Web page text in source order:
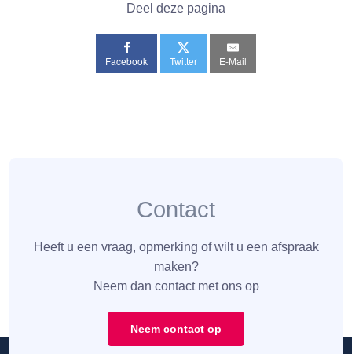
Deel deze pagina
Facebook Twitter E-Mail
Contact
Heeft u een vraag, opmerking of wilt u een afspraak
maken?
Neem dan contact met ons op
Neem contact op